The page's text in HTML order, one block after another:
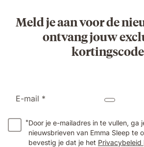
Meld je aan voor de
ontvang jouw
E-mail *
*Door je e-mailadres in te vullen, ga
nieuwsbrieven van Emma Sleep te
bevestig je dat je het Privacybeleid